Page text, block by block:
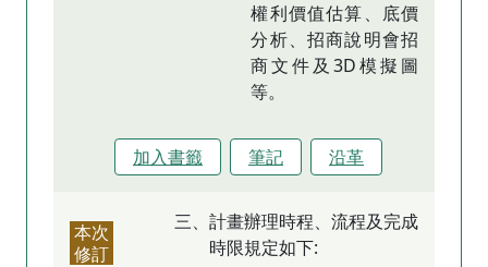
權利價值估算、底價
分析、招商說明會招
商文件及3D模擬圖
等。
加入書籤 筆記 沿革
本次
修訂
三、計畫辦理時程、流程及完成
時限規定如下: